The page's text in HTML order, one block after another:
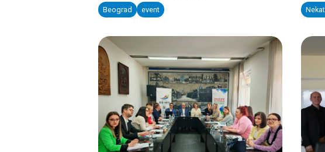
Beograd event